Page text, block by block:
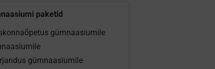
paketid
gümnaasiumile
gümnaasiumile